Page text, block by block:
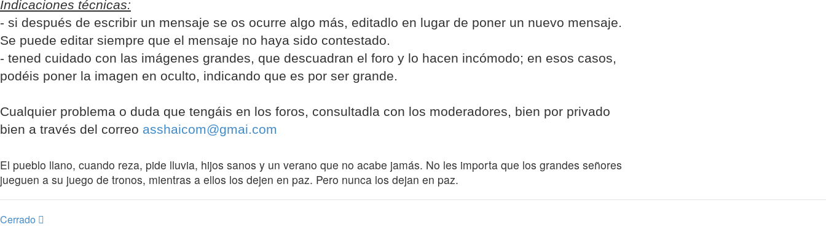
Indicaciones técnicas:
- si después de escribir un mensaje se os ocurre algo más, editadlo en lugar de poner un nuevo mensaje.
Se puede editar siempre que el mensaje no haya sido contestado.
- tened cuidado con las imágenes grandes, que descuadran el foro y lo hacen incómodo; en esos casos,
podéis poner la imagen en oculto, indicando que es por ser grande.
Cualquier problema o duda que tengáis en los foros, consultadla con los moderadores, bien por privado
bien a través del correo asshaicom@gmai.com
El pueblo llano, cuando reza, pide lluvia, hijos sanos y un verano que no acabe jamás. No les importa que los grandes señores
jueguen a su juego de tronos, mientras a ellos los dejen en paz. Pero nunca los dejan en paz.
Cerrado